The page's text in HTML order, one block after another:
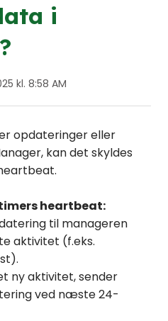
i
kl. 8:58 AM
opdateringer eller
kan det skyldes
heartbeat:
til manageren
aktivitet (f.eks.
ny aktivitet, sender
ved næste 24-